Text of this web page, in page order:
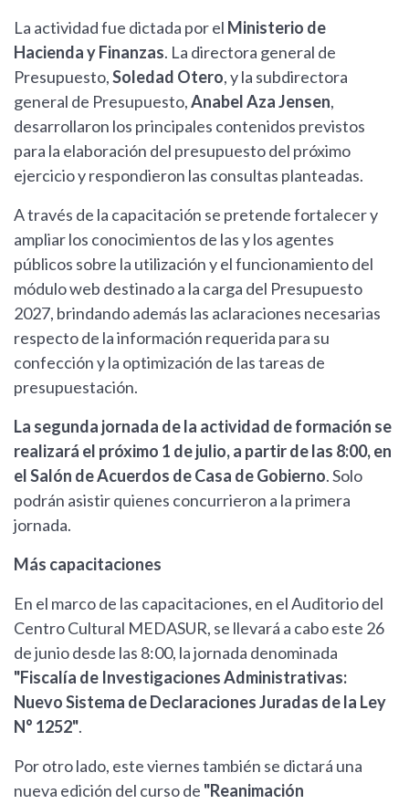
La actividad fue dictada por el Ministerio de
Hacienda y Finanzas. La directora general de
Presupuesto,Soledad Otero, y la subdirectora
general de Presupuesto,Anabel Aza Jensen,
desarrollaron los principales contenidos previstos
para la elaboración del presupuesto del próximo
ejercicio y respondieron las consultas planteadas.
A través de la capacitación se pretende fortalecer y
ampliar los conocimientos de las y los agentes
públicos sobre la utilización y el funcionamiento del
módulo web destinado a la carga del Presupuesto
2027, brindando además las aclaraciones necesarias
respecto de la información requerida para su
confección y la optimización de las tareas de
presupuestación.
La segunda jornada de la actividad de formación se
realizará el próximo 1 de julio, a partir de las 8:00, en
el Salón de Acuerdos de Casa de Gobierno. Solo
podrán asistir quienes concurrieron a la primera
jornada.
Más capacitaciones
En el marco de las capacitaciones, en el Auditorio del
Centro Cultural MEDASUR, se llevará a cabo este 26
de junio desde las 8:00, la jornada denominada
"Fiscalía de Investigaciones Administrativas:
Nuevo Sistema de Declaraciones Juradas de la Ley
N° 1252".
Por otro lado, este viernes también se dictará una
nueva edición del curso de "Reanimación